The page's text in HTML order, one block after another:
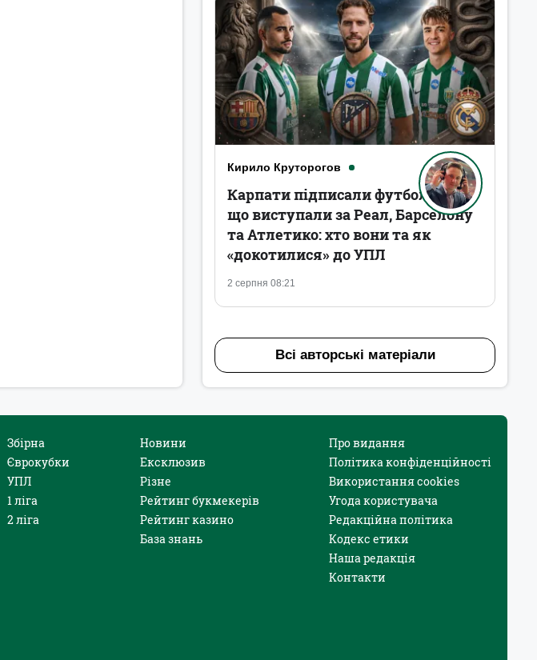
Кирило Круторогов
2 серпня 08:21
Карпати підписали футболістів,
що виступали за Реал, Барселону
та Атлетико: хто вони та як
«докотилися» до УПЛ
Всі авторські матеріали
Збірна
Єврокубки
УПЛ
1 ліга
2 ліга
Новини
Ексклюзив
Різне
Рейтинг букмекерів
Рейтинг казино
База знань
Про видання
Політика конфіденційності
Використання cookies
Угода користувача
Редакційна політика
Кодекс етики
Наша редакція
Контакти